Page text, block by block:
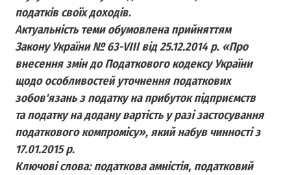
податків своїх доходів.
Актуальність теми обумовлена прийняттям
Закону України № 63-VIII від 25.12.2014 р. «Про
внесення змін до Податкового кодексу України
щодо особливостей уточнення податкових
зобов'язань з податку на прибуток підприємств
та податку на додану вартість у разі застосування
податкового компромісу», який набув чинності з
17.01.2015 р.
Ключові слова: податкова амністія, податковий